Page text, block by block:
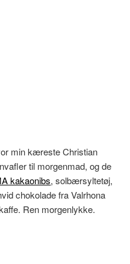
min kæreste Christian
til morgenmad, og de
kakaonibs, solbærsyltetøj,
chokolade fra Valrhona
Ren morgenlykke.